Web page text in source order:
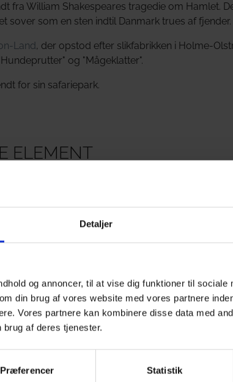
Detaljer
og annoncer, til at vise dig funktioner til sociale
din brug af vores website med vores partnere
Vores partnere kan kombinere disse data med
af deres tjenester.
Præferencer Statistik
fra William Shakespeares tragedie om Hamlet.
som en sten indtil Danmark trues af fjender.
Land, der opstod efter slikfabrikken i Holme-
og "Mågeklatter".
for sin safariepark.
ELEMENT
Slot